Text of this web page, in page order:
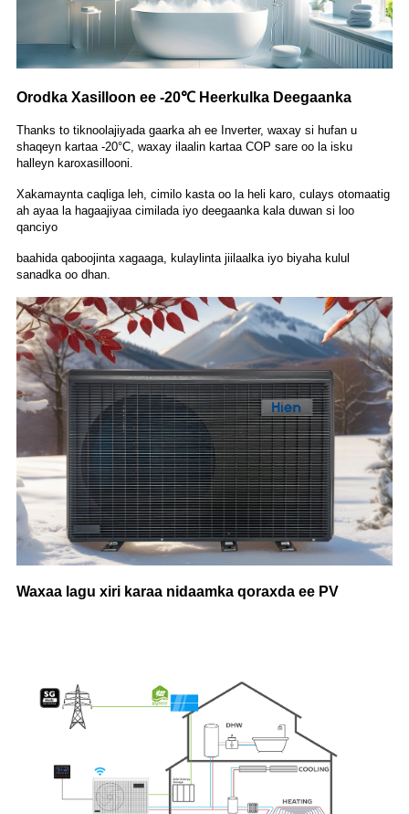
Orodka Xasilloon ee -20℃ Heerkulka Deegaanka
Thanks to tiknoolajiyada gaarka ah ee Inverter, waxay si hufan u
shaqeyn kartaa -20°C, waxay ilaalin kartaa COP sare oo la isku
halleyn karoxasillooni.
Xakamaynta caqliga leh, cimilo kasta oo la heli karo, culays otomaatig
ah ayaa la hagaajiyaa cimilada iyo deegaanka kala duwan si loo
qanciyo
baahida qaboojinta xagaaga, kulaylinta jiilaalka iyo biyaha kulul
sanadka oo dhan.
Waxaa lagu xiri karaa nidaamka qoraxda ee PV